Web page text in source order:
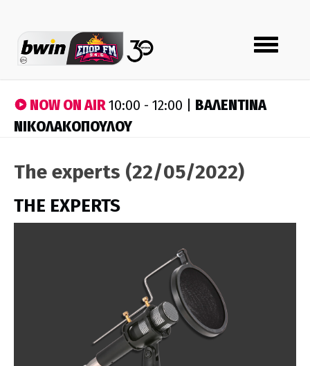
Toggle
navigation
NOW ON AIR10:00 - 12:00 | ΒΑΛΕΝΤΙΝΑ
ΝΙΚΟΛΑΚΟΠΟΥΛΟΥ
The experts (22/05/2022)
THE EXPERTS